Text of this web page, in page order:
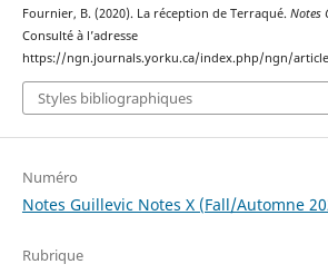
Fournier, B. (2020). La réception de Terraqué. Notes
Consulté à l’adresse
https://ngn.journals.yorku.ca/index.php/ngn/
Styles bibliographiques
Numéro
Notes Guillevic Notes X (Fall/Automne
Rubrique